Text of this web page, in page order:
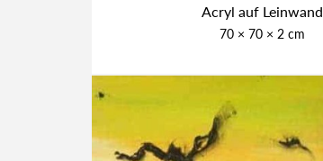
Acryl auf Lein­wand
70 × 70 × 2 cm